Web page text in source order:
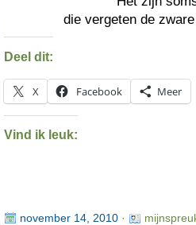
die vergeten de
Deel dit:
X Facebook Meer
Vind ik leuk:
november 14, 2010·